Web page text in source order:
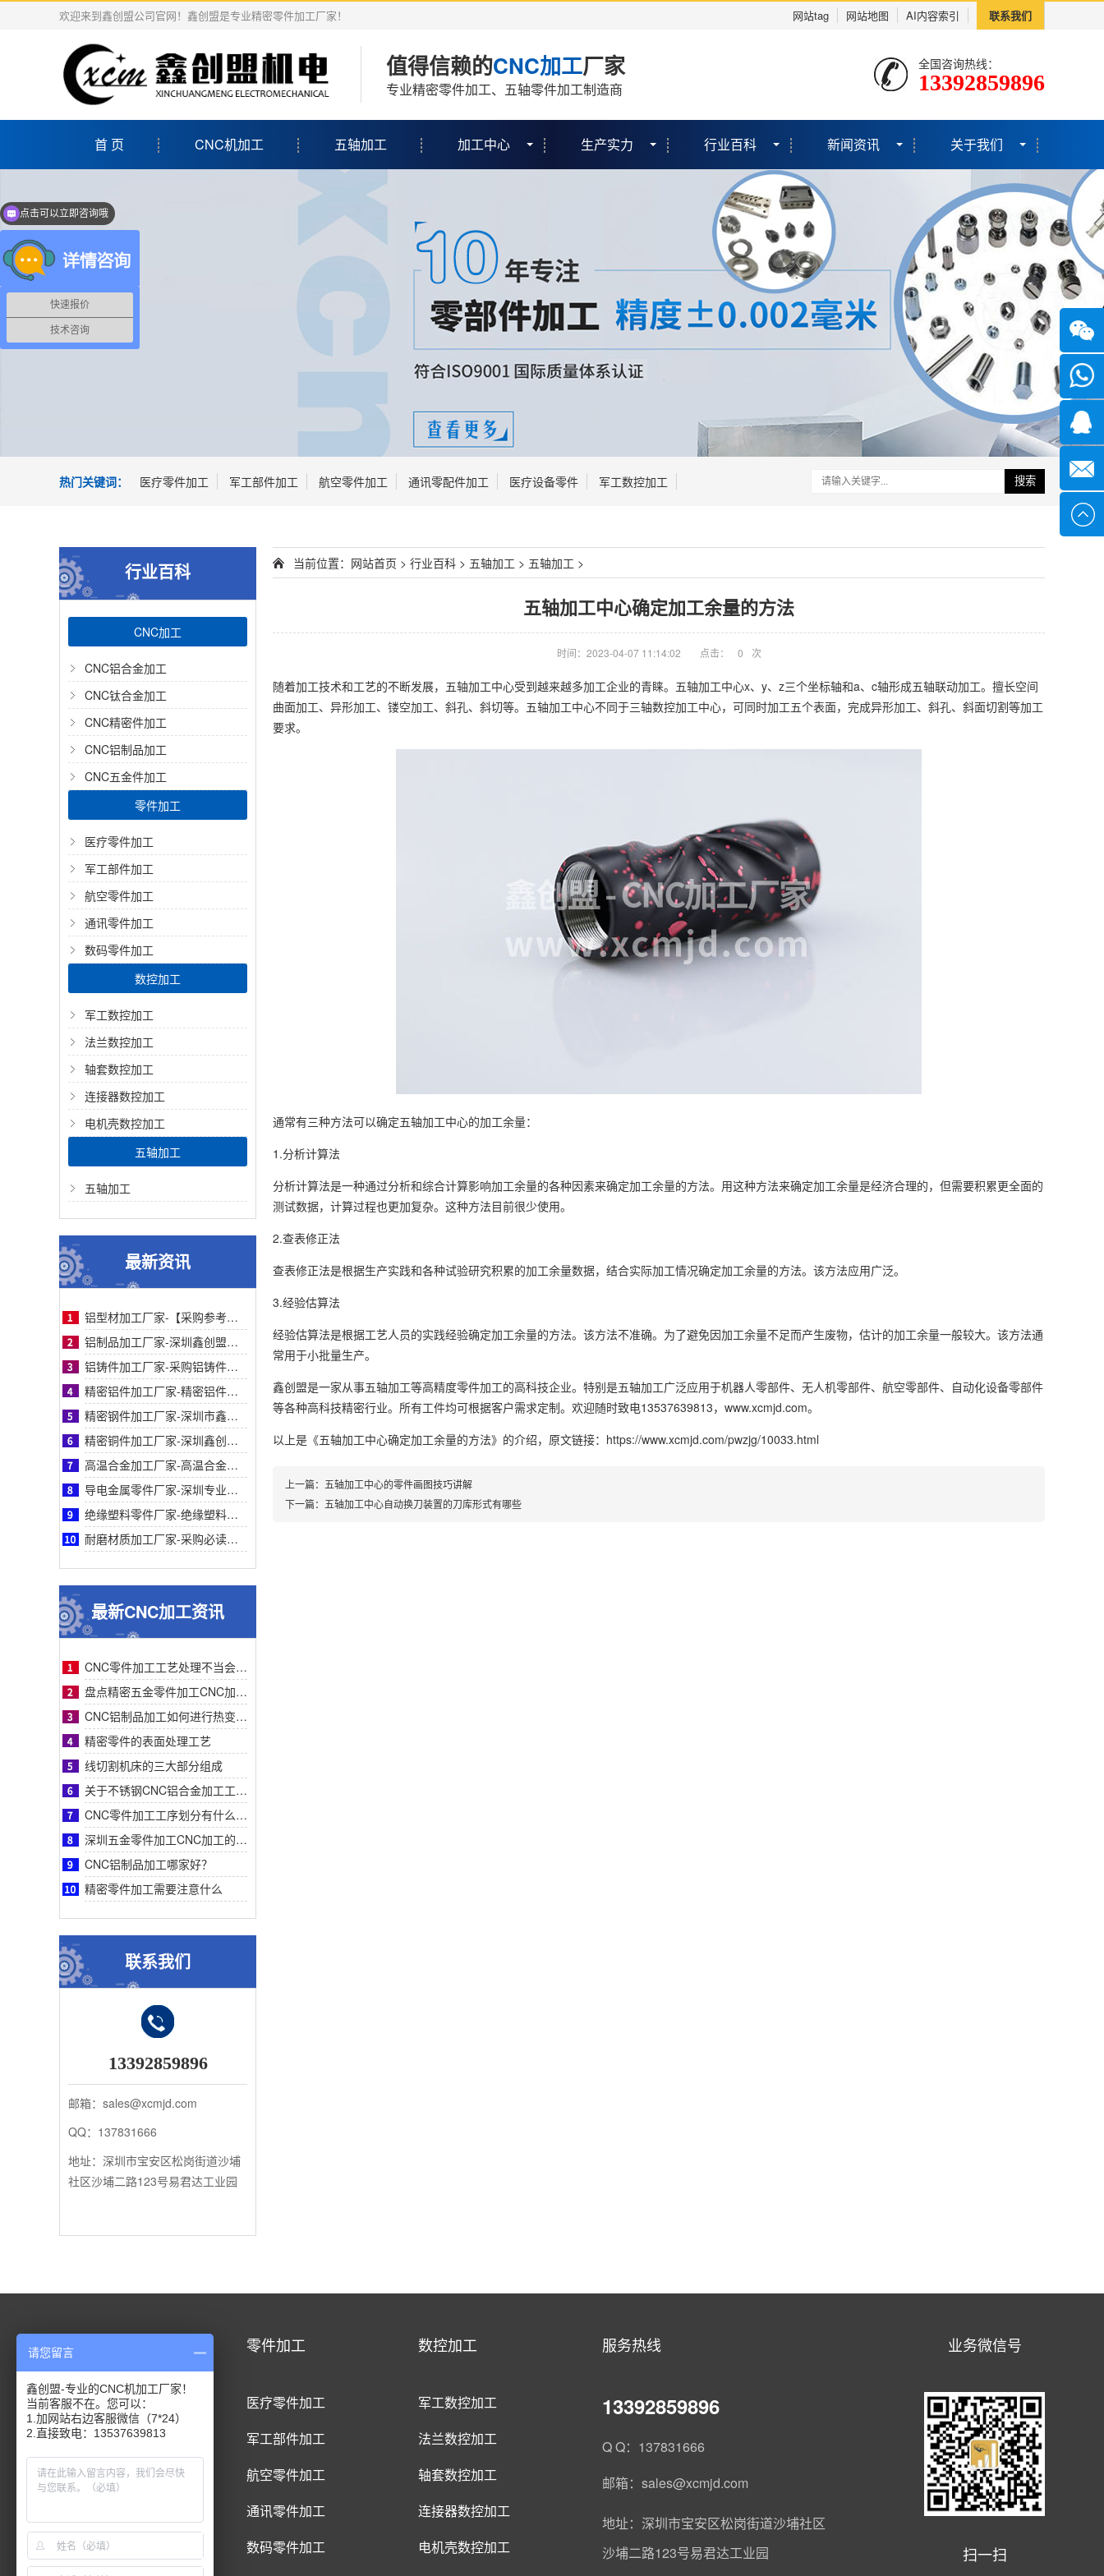
欢迎来到鑫创盟公司官网！鑫创盟是专业精密零件加工厂家！ 网站tag 网站地图 AI内容索引 联系我们
值得信赖的CNC加工厂家
专业精密零件加工、五轴零件加工制造商
全国咨询热线：
13392859896
首 页 CNC机加工 五轴加工 加工中心 生产实力 行业百科 新闻资讯 关于我们
热门关键词： 医疗零件加工 军工部件加工 航空零件加工 通讯零配件加工 医疗设备零件 军工数控加工 搜索
行业百科
CNC加工
CNC铝合金加工
CNC钛合金加工
CNC精密件加工
CNC铝制品加工
CNC五金件加工
零件加工
医疗零件加工
军工部件加工
航空零件加工
通讯零件加工
数码零件加工
数控加工
军工数控加工
法兰数控加工
轴套数控加工
连接器数控加工
电机壳数控加工
五轴加工
五轴加工
最新资讯
铝型材加工厂家-【采购参考】深圳鑫创盟铝型材加工厂家：从痛点剖析到合作对比全解析
铝制品加工厂家-深圳鑫创盟铝制品加工精密工艺高效交付助采购降本增效高品质保障
铝铸件加工厂家-采购铝铸件加工厂家指南：鑫创盟机电精密铸造与快速交付标杆实力工厂
精密铝件加工厂家-精密铝件加工厂家采购指南：鑫创盟技术、品质与案例详解（附对比表）
精密钢件加工厂家-深圳市鑫创盟精密钢件加工：高精度快交付定制化解决方案优质厂家
精密铜件加工厂家-深圳鑫创盟精密铜件加工：高精度、快交期、定制化优选方案的首选商家
高温合金加工厂家-高温合金加工采购指南：鑫创盟精密工艺对比与客户案例信任背书详解篇
导电金属零件厂家-深圳专业导电金属零件厂家鑫创盟：采购必读，品质与成本平衡之道
绝缘塑料零件厂家-绝缘塑料零件厂家采购指南：鑫创盟精密定制品质可靠降本增效首选方案
耐磨材质加工厂家-采购必读：耐磨材质加工厂家如何选？鑫创盟高耐磨低成本方案权威解析
最新CNC加工资讯
CNC零件加工工艺处理不当会有什么影响？
盘点精密五金零件加工CNC加工明显的特征有哪些
CNC铝制品加工如何进行热变形处理？
精密零件的表面处理工艺
线切割机床的三大部分组成
关于不锈钢CNC铝合金加工工艺流程步骤介绍？
CNC零件加工工序划分有什么要求呢
深圳五金零件加工CNC加工的数控系统特点有什么？
CNC铝制品加工哪家好？
精密零件加工需要注意什么
联系我们
13392859896
邮箱：sales@xcmjd.com
QQ：137831666
地址：深圳市宝安区松岗街道沙埔
社区沙埔二路123号易君达工业园
当前位置： 网站首页 > 行业百科 > 五轴加工 > 五轴加工 >
五轴加工中心确定加工余量的方法
时间：2023-04-07 11:14:02 点击： 0 次
随着加工技术和工艺的不断发展，五轴加工中心受到越来越多加工企业的青睐。五轴加工中心x、y、z三个坐标轴和a、c轴形成五轴联动加工。擅长空间
曲面加工、异形加工、镂空加工、斜孔、斜切等。五轴加工中心不同于三轴数控加工中心，可同时加工五个表面，完成异形加工、斜孔、斜面切割等加工
要求。
通常有三种方法可以确定五轴加工中心的加工余量：
1.分析计算法
分析计算法是一种通过分析和综合计算影响加工余量的各种因素来确定加工余量的方法。用这种方法来确定加工余量是经济合理的，但需要积累更全面的
测试数据，计算过程也更加复杂。这种方法目前很少使用。
2.查表修正法
查表修正法是根据生产实践和各种试验研究积累的加工余量数据，结合实际加工情况确定加工余量的方法。该方法应用广泛。
3.经验估算法
经验估算法是根据工艺人员的实践经验确定加工余量的方法。该方法不准确。为了避免因加工余量不足而产生废物，估计的加工余量一般较大。该方法通
常用于小批量生产。
鑫创盟是一家从事五轴加工等高精度零件加工的高科技企业。特别是五轴加工广泛应用于机器人零部件、无人机零部件、航空零部件、自动化设备零部件
等各种高科技精密行业。所有工件均可根据客户需求定制。欢迎随时致电13537639813，www.xcmjd.com。
以上是 《五轴加工中心确定加工余量的方法》 的介绍，原文链接： https://www.xcmjd.com/pwzjg/10033.html
上一篇： 五轴加工中心的零件画图技巧讲解
下一篇： 五轴加工中心自动换刀装置的刀库形式有哪些
CNC加工
CNC铝合金加工
CNC钛合金加工
CNC精密件加工
CNC五金件加工
零件加工
医疗零件加工
军工部件加工
航空零件加工
通讯零件加工
数码零件加工
数控加工
军工数控加工
法兰数控加工
轴套数控加工
连接器数控加工
电机壳数控加工
服务热线
13392859896
Q Q：137831666
邮箱：sales@xcmjd.com
地址：深圳市宝安区松岗街道沙埔社区
沙埔二路123号易君达工业园
业务微信号
扫一扫
微信
快速报价
技术咨询
点击可以立即咨询哦
请您留言
鑫创盟-专业的CNC机加工厂家！
当前客服不在。您可以：
1.加网站右边客服微信（7*24）
2.直接致电：13537639813